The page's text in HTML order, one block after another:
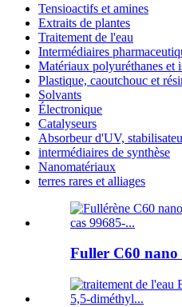
Tensioactifs et amines
Extraits de plantes
Traitement de l'eau
Intermédiaires
Matériaux polyuréthanes et
Plastique, caoutchouc et
Solvants
Électronique
Catalyseurs
Absorbeur d'UV,
intermédiaires de synthèse
Nanomatériaux
terres rares et alliages
Fuller C60 nano